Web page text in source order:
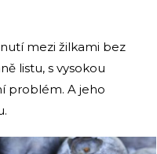
mezi žilkami bez
listu, s vysokou
problém. A jeho